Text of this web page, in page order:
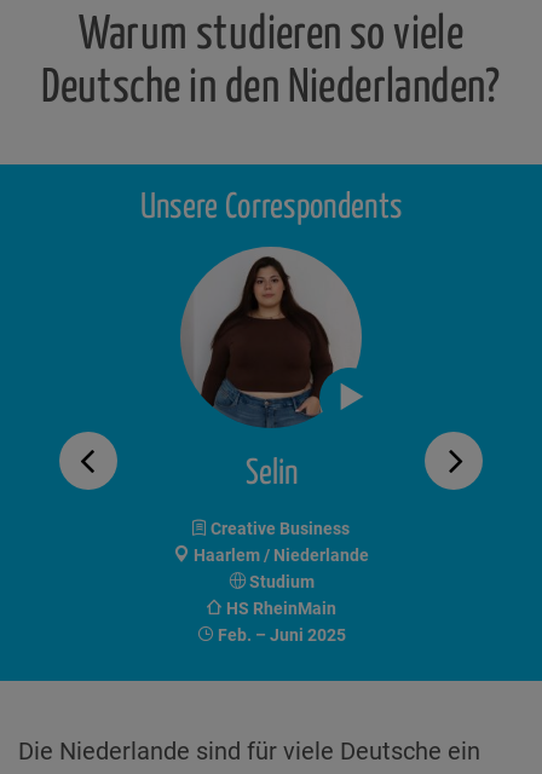
Warum studieren so viele
Deutsche in den Niederlanden?
Unsere Correspondents
Selin
Creative Business
Haarlem / Niederlande
Studium
HS RheinMain
Feb. – Juni 2025
Die Niederlande sind für viele Deutsche ein